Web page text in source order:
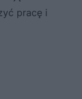
pracę i